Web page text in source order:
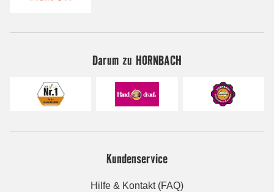
Darum zu HORNBACH
Kundenservice
Hilfe & Kontakt (FAQ)